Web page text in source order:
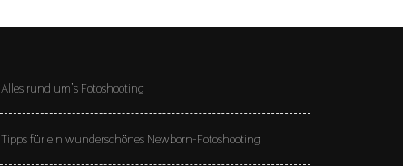
Alles rund um’s Fotoshooting
Tipps für ein wunderschönes Newborn-Fotoshooting